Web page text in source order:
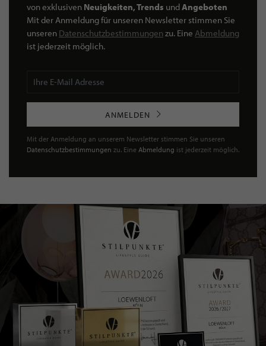
von exklusiven Neuigkeiten, Trends undAngeboten
Mit der Anmeldung für unseren Newsletter stimmen Sie
unseren Datenschutzbestimmungen zu. Eine Abmeldung
ist jederzeit möglich.
ANMELDEN
Mit der Anmeldung an unserem Newsletter stimmen Sie unseren
Datenschutzbestimmungen zu. Eine Abmeldung ist jederzeit möglich.